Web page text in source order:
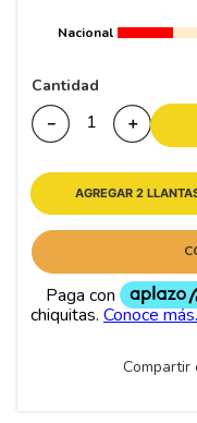
Nacional
Cantidad
＋
－
AGREGAR 2
Compartir